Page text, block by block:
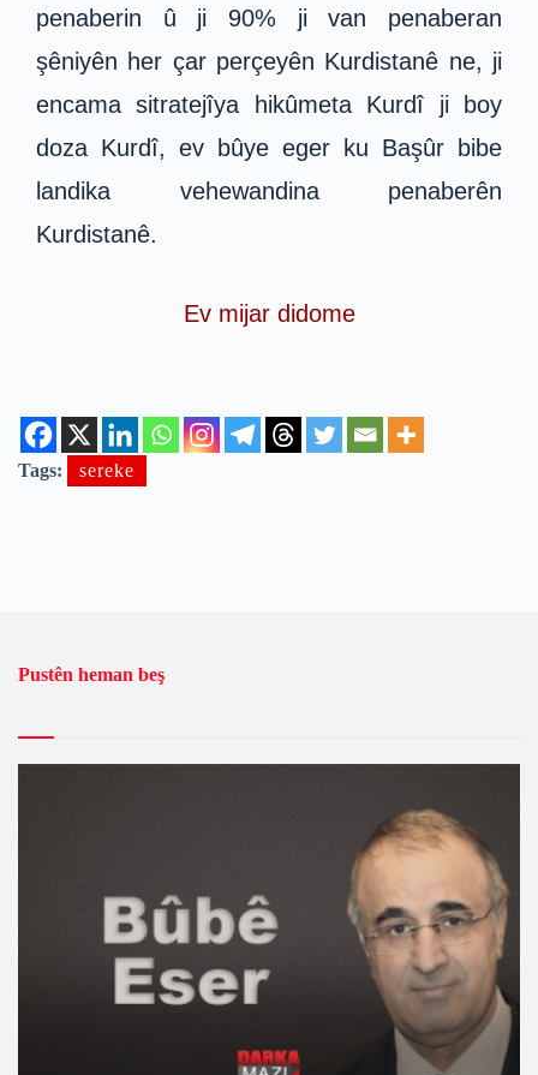
penaberin û ji 90% ji van penaberan
şêniyên her çar perçeyên Kurdistanê ne, ji
encama sitratejîya hikûmeta Kurdî ji boy
doza Kurdî, ev bûye eger ku Başûr bibe
landika vehewandina penaberên
Kurdistanê.
Ev mijar didome
Tags: sereke
Pustên heman beş